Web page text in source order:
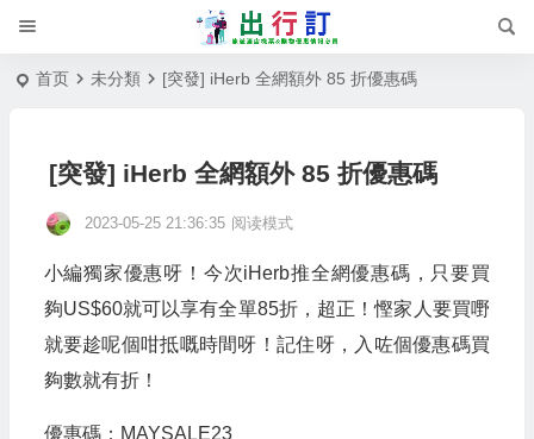
首页 未分類 [突發] iHerb 全網額外 85 折優惠碼
[突發] iHerb 全網額外 85 折優惠碼
2023-05-25 21:36:35 阅读模式
小編獨家優惠呀！今次iHerb推全網優惠碼，只要買
夠US$60就可以享有全單85折，超正！慳家人要買嘢
就要趁呢個咁抵嘅時間呀！記住呀，入咗個優惠碼買
夠數就有折！
優惠碼：MAYSALE23